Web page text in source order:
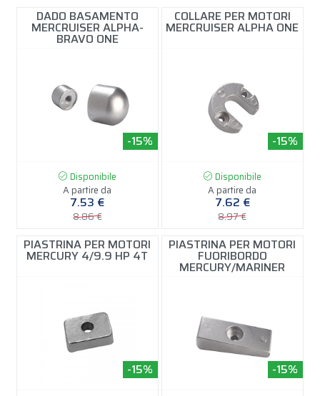
DADO BASAMENTO
MERCRUISER ALPHA-
BRAVO ONE
-15%
Disponibile
A partire da
7.53 €
8.86 €
COLLARE PER MOTORI
MERCRUISER ALPHA ONE
-15%
Disponibile
A partire da
7.62 €
8.97 €
PIASTRINA PER MOTORI
MERCURY 4/9.9 HP 4T
-15%
PIASTRINA PER MOTORI
FUORIBORDO
MERCURY/MARINER
-15%